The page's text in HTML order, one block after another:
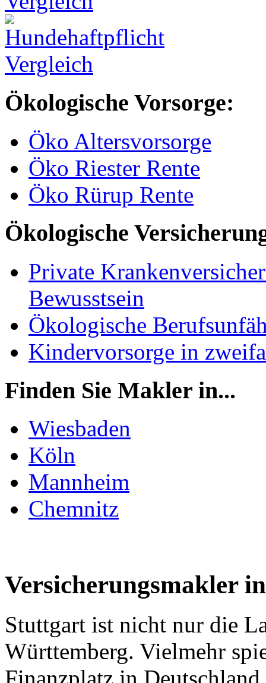
Ökologische Vorsorge:
Öko Altersvorsorge
Öko Riester Rente
Öko Rürup Rente
Ökologische
Private
Bewusstsein
Ökologische
Kindervorsorge in
Finden Sie Makler in...
Wiesbaden
Köln
Mannheim
Chemnitz
Versicherungsmakler
Stuttgart ist nicht nur die
Württemberg. Vielmehr